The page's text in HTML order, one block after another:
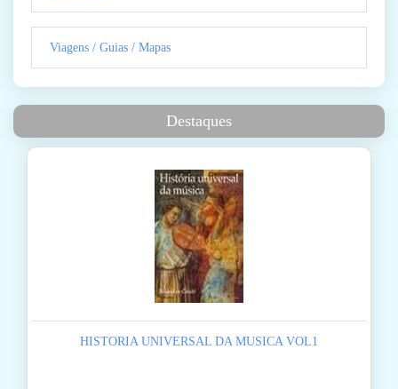
Viagens / Guias / Mapas
Destaques
HISTORIA UNIVERSAL DA MUSICA VOL1